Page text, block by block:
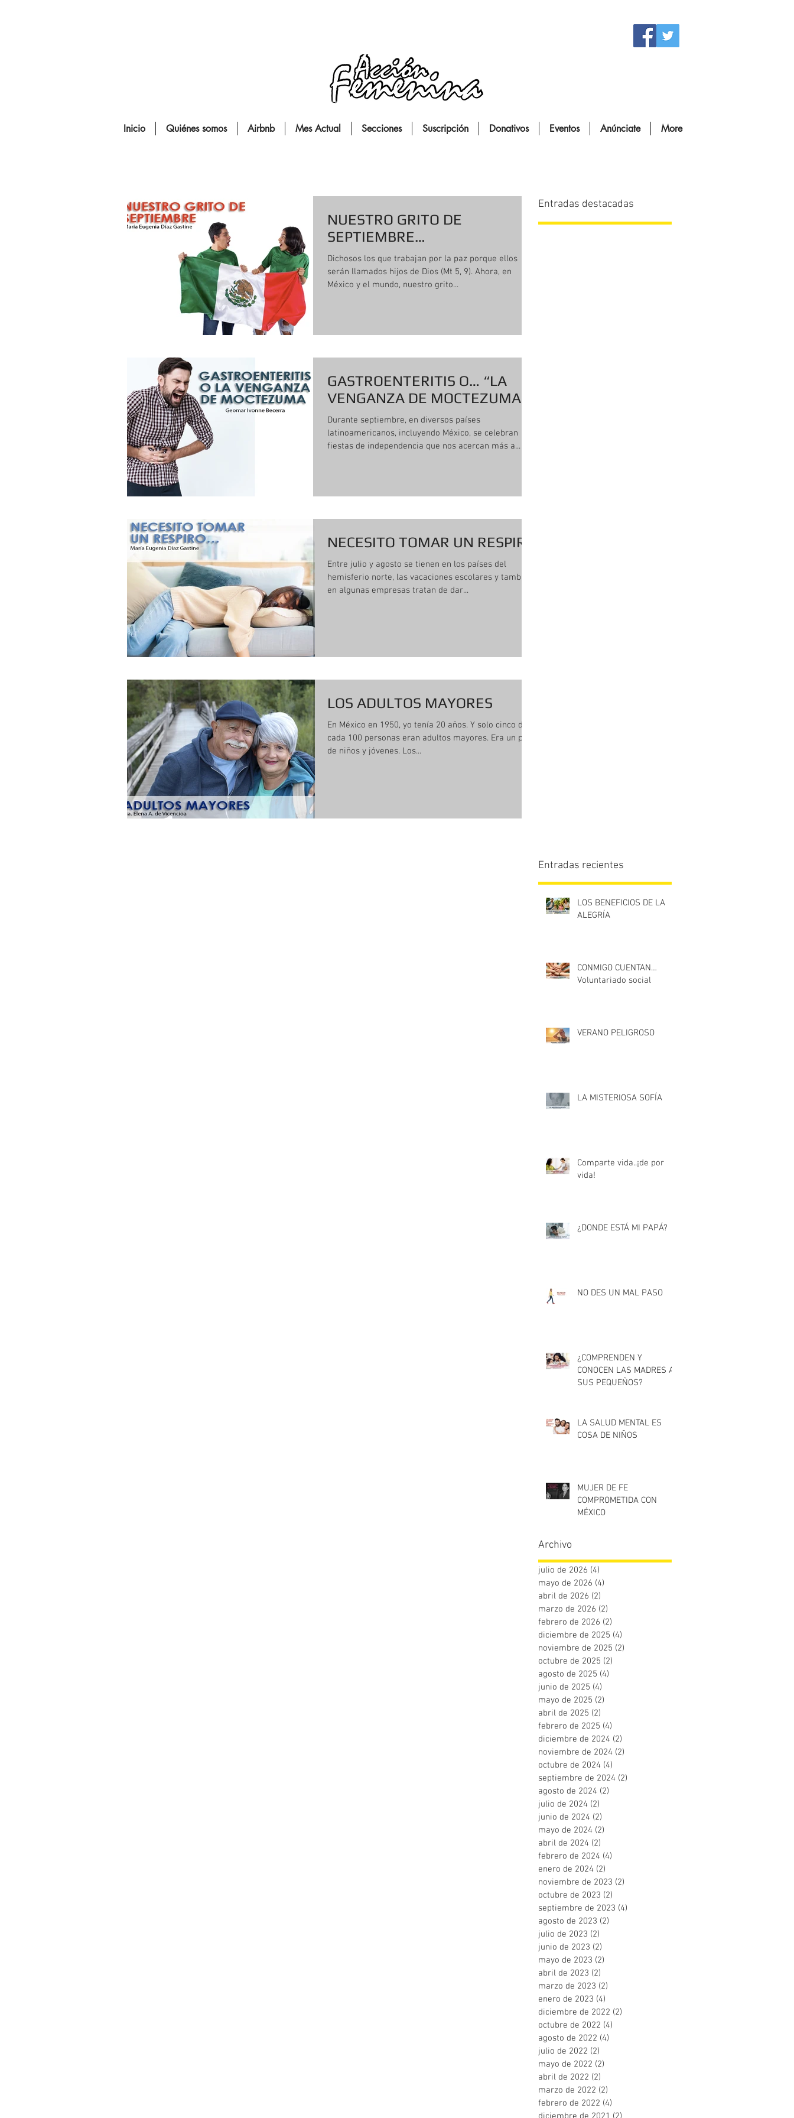
Para la mujer y la familia
Inicio Quiénes somos Airbnb Mes Actual Secciones Suscripción Donativos Eventos Anúnciate More
NUESTRO GRITO DE
SEPTIEMBRE…
Dichosos los que trabajan por la paz porque ellos
serán llamados hijos de Dios (Mt 5, 9). Ahora, en
México y el mundo, nuestro grito...
GASTROENTERITIS O… “LA
VENGANZA DE MOCTEZUMA”
Durante septiembre, en diversos países
latinoamericanos, incluyendo México, se celebran
fiestas de independencia que nos acercan más a...
NECESITO TOMAR UN RESPIRO
Entre julio y agosto se tienen en los países del
hemisferio norte, las vacaciones escolares y también
en algunas empresas tratan de dar...
LOS ADULTOS MAYORES
En México en 1950, yo tenía 20 años. Y solo cinco de
cada 100 personas eran adultos mayores. Era un país
de niños y jóvenes. Los...
Entradas destacadas
Entradas recientes
LOS BENEFICIOS DE LA
ALEGRÍA
CONMIGO CUENTAN…
Voluntariado social
VERANO PELIGROSO
LA MISTERIOSA SOFÍA
Comparte vida..¡de por
vida!
¿DONDE ESTÁ MI PAPÁ?
NO DES UN MAL PASO
¿COMPRENDEN Y
CONOCEN LAS MADRES A
SUS PEQUEÑOS?
LA SALUD MENTAL ES
COSA DE NIÑOS
MUJER DE FE
COMPROMETIDA CON
MÉXICO
Archivo
julio de 2026 (4)
mayo de 2026 (4)
abril de 2026 (2)
marzo de 2026 (2)
febrero de 2026 (2)
diciembre de 2025 (4)
noviembre de 2025 (2)
octubre de 2025 (2)
agosto de 2025 (4)
junio de 2025 (4)
mayo de 2025 (2)
abril de 2025 (2)
febrero de 2025 (4)
diciembre de 2024 (2)
noviembre de 2024 (2)
octubre de 2024 (4)
septiembre de 2024 (2)
agosto de 2024 (2)
julio de 2024 (2)
junio de 2024 (2)
mayo de 2024 (2)
abril de 2024 (2)
febrero de 2024 (4)
enero de 2024 (2)
noviembre de 2023 (2)
octubre de 2023 (2)
septiembre de 2023 (4)
agosto de 2023 (2)
julio de 2023 (2)
junio de 2023 (2)
mayo de 2023 (2)
abril de 2023 (2)
marzo de 2023 (2)
enero de 2023 (4)
diciembre de 2022 (2)
octubre de 2022 (4)
agosto de 2022 (4)
julio de 2022 (2)
mayo de 2022 (2)
abril de 2022 (2)
marzo de 2022 (2)
febrero de 2022 (4)